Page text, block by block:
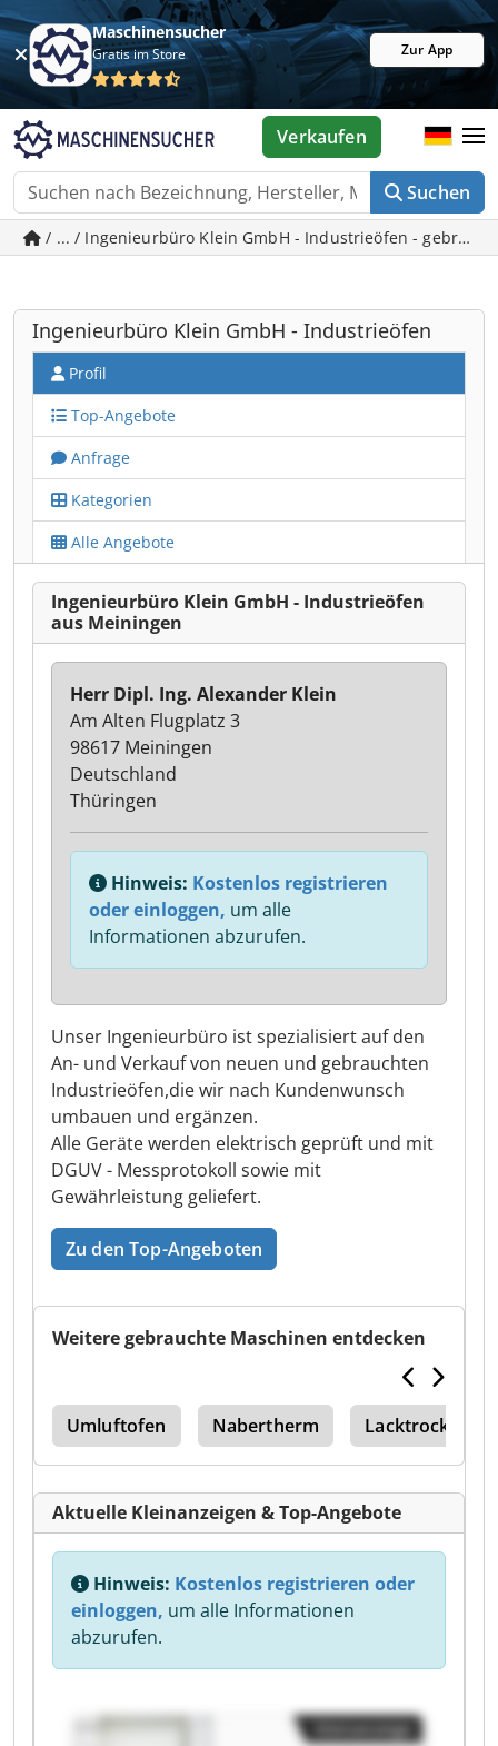
Maschinensucher
Gratis im Store Zur App
Suchen
Verkaufen
/ ... / Ingenieurbüro Klein GmbH -
Ingenieurbüro Klein GmbH - Industrieöfen
Profil
Top-Angebote
Anfrage
Kategorien
Alle Angebote
Ingenieurbüro Klein GmbH - Industrieöfen
aus Meiningen
Unser Ingenieurbüro ist spezialisiert auf den
An- und Verkauf von neuen und gebrauchten
Industrieöfen,die wir nach Kundenwunsch
umbauen und ergänzen.
Alle Geräte werden elektrisch geprüft und mit
DGUV - Messprotokoll sowie mit
Gewährleistung geliefert.
Zu den Top-Angeboten
Herr Dipl. Ing. Alexander Klein
Am Alten Flugplatz 3
98617 Meiningen
Deutschland
Thüringen
Hinweis: Kostenlos registrieren
oder einloggen, um alle
Informationen abzurufen.
Weitere gebrauchte Maschinen entdecken
Umluftofen Nabertherm Lacktrockner
Aktuelle Kleinanzeigen & Top-Angebote
Hinweis: Kostenlos registrieren oder
einloggen, um alle Informationen
abzurufen.